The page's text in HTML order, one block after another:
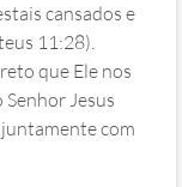
cansados e
11:28).
que Ele nos
Jesus
com